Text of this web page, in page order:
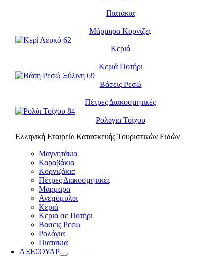
Πιατάκια
Μάρμαρα Κορνίζες
Κεριά
Κεριά Ποτήρι
Βάσεις Ρεσώ
Πέτρες Διακοσμητικές
Ρολόγια Τοίχου
Ελληνική Εταιρεία Κατασκευής Τουριστικών Ειδών
Μαγνητάκια
Καραβάκια
Κορνιζάκια
Πέτρες Διακοσμητικές
Μάρμαρα
Ανεμόμυλοι
Κεριά
Κεριά σε Ποτήρι
Βασεις Ρεσω
Ρολόγια
Πιατακια
ΑΞΕΣΟΥΑΡ